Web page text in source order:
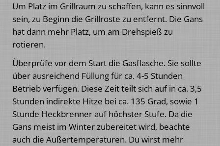
Um Platz im Grillraum zu schaffen, kann es sinnvoll
sein, zu Beginn die Grillroste zu entfernt. Die Gans
hat dann mehr Platz, um am Drehspieß zu
rotieren.
Überprüfe vor dem Start die Gasflasche. Sie sollte
über ausreichend Füllung für ca. 4-5 Stunden
Betrieb verfügen. Diese Zeit teilt sich auf in ca. 3,5
Stunden indirekte Hitze bei ca. 135 Grad, sowie 1
Stunde Heckbrenner auf höchster Stufe. Da die
Gans meist im Winter zubereitet wird, beachte
auch die Außertemperaturen. Du wirst mehr